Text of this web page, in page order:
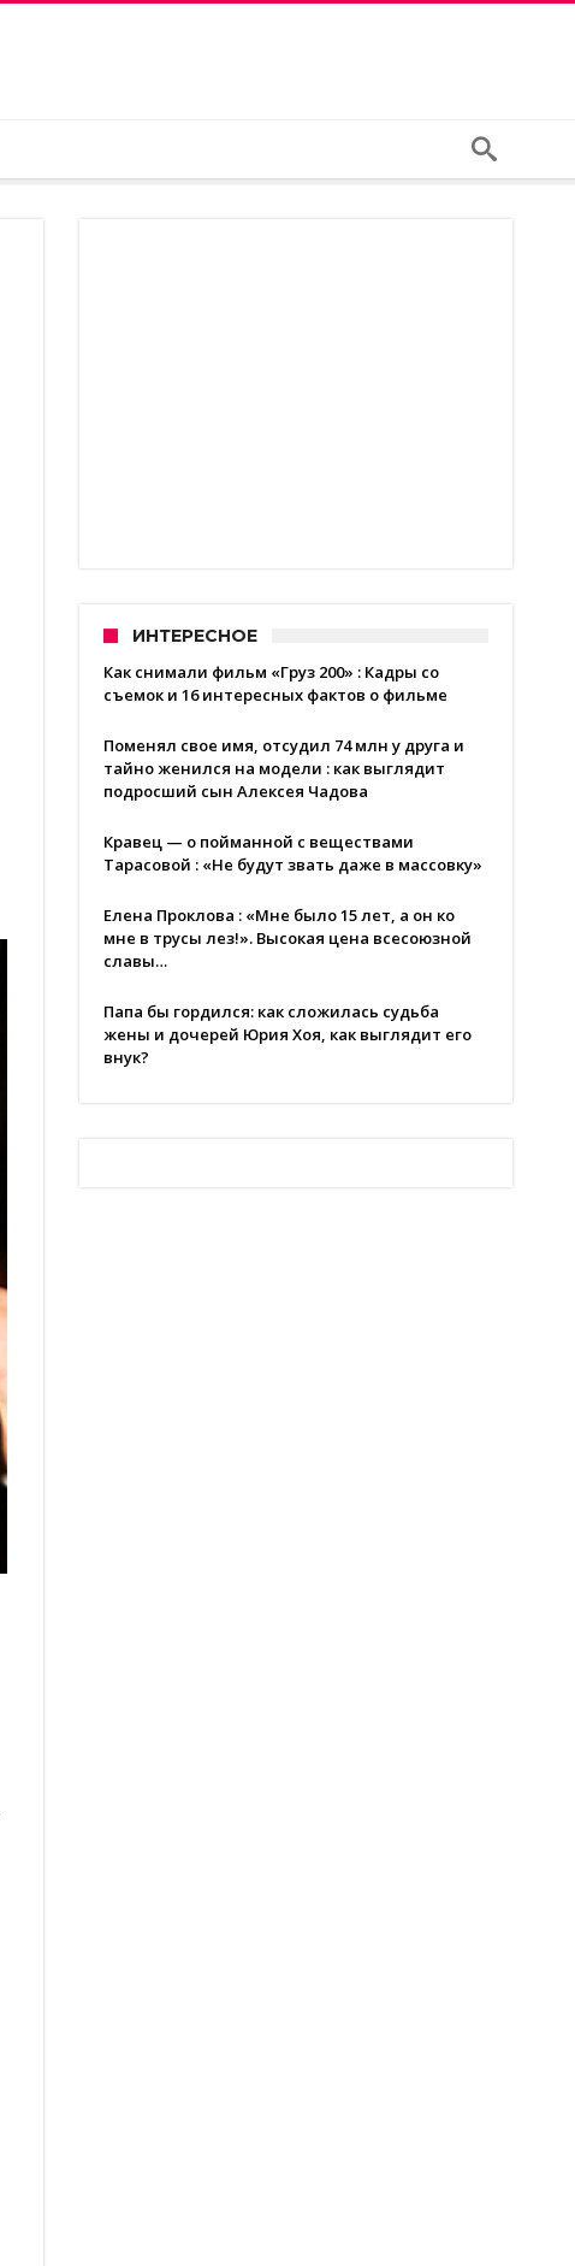
ИНТЕРЕСНОЕ
Как снимали фильм «Груз 200» : Кадры со
съемок и 16 интересных фактов о фильме
Поменял свое имя, отсудил 74 млн у друга и
тайно женился на модели : как выглядит
подросший сын Алексея Чадова
Кравец — о пойманной с веществами
Тарасовой : «Не будут звать даже в массовку»
Елена Проклова : «Мне было 15 лет, а он ко
мне в трусы лез!». Высокая цена всесоюзной
славы…
Папа бы гордился: как сложилась судьба
жены и дочерей Юрия Хоя, как выглядит его
внук?